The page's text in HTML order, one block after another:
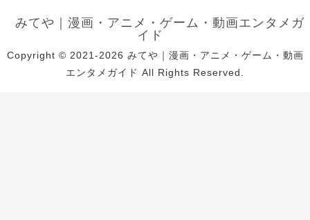
みてや｜漫画・アニメ・ゲーム・動画エンタメガ
イド
Copyright © 2021-2026 みてや｜漫画・アニメ・ゲーム・動画
エンタメガイド All Rights Reserved.